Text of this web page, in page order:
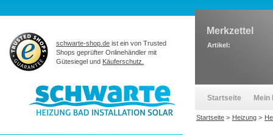
schwarte-shop.de ist ein von Trusted
Shops geprüfter Onlinehändler mit
Gütesiegel und Käuferschutz.
Merkzettel
Artikel:
Startseite Mein
Startseite > Heizung >